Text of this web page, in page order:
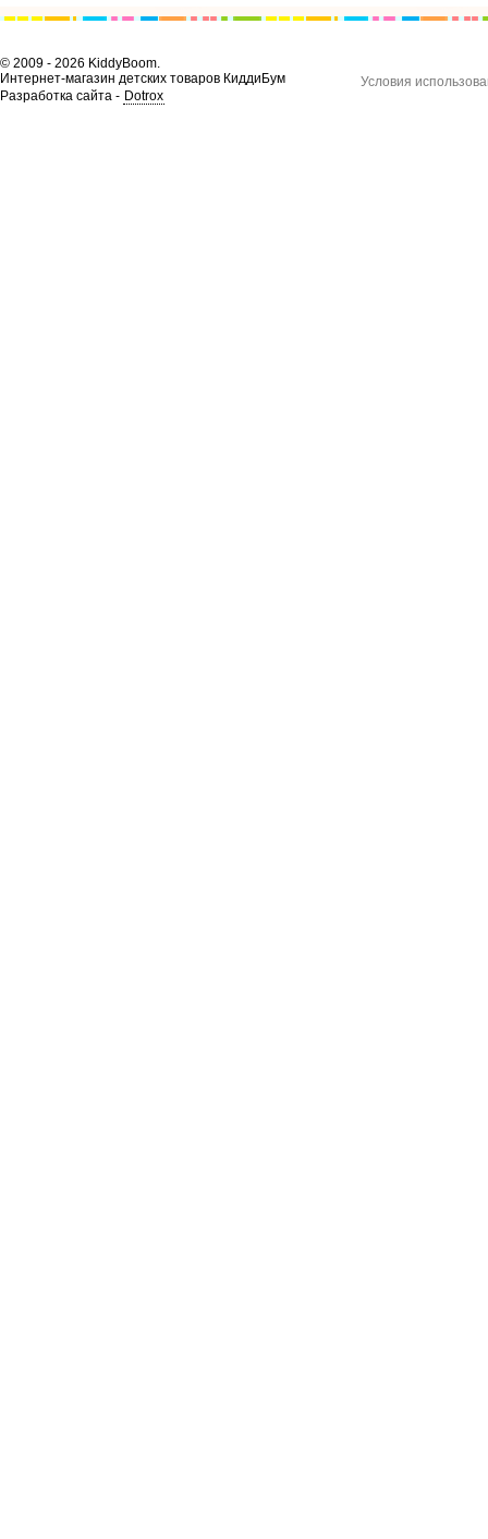
© 2009 - 2026 KiddyBoom.
Интернет-магазин детских товаров КиддиБум
Разработка сайта - Dotrox
Условия